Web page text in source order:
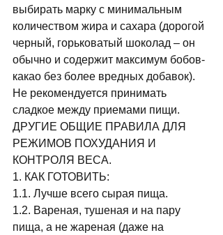
выбирать марку с минимальным
количеством жира и сахара (дорогой
черный, горьковатый шоколад – он
обычно и содержит максимум бобов-
какао без более вредных добавок).
Не рекомендуется принимать
сладкое между приемами пищи.
ДРУГИЕ ОБЩИЕ ПРАВИЛА ДЛЯ
РЕЖИМОВ ПОХУДАНИЯ И
КОНТРОЛЯ ВЕСА.
1. КАК ГОТОВИТЬ:
1.1. Лучше всего сырая пища.
1.2. Вареная, тушеная и на пару
пища, а не жареная (даже на